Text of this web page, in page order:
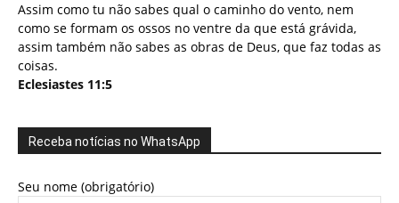
Assim como tu não sabes qual o caminho do vento, nem
como se formam os ossos no ventre da que está grávida,
assim também não sabes as obras de Deus, que faz todas as
coisas.
Eclesiastes 11:5
Receba notícias no WhatsApp
Seu nome (obrigatório)